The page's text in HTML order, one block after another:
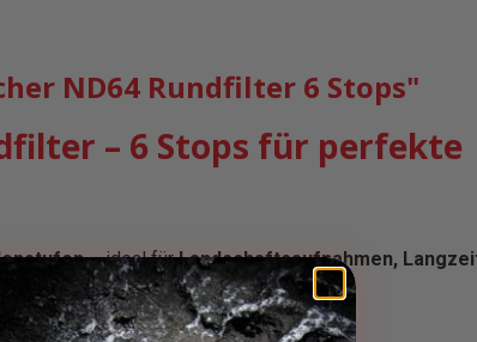
ND64 Rundfilter 6 Stops"
– 6 Stops für perfekte
– ideal fürLandschaftsaufnahmen,